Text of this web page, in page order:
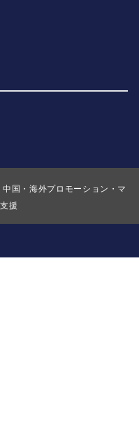
国・海外プロモーション・マ
援